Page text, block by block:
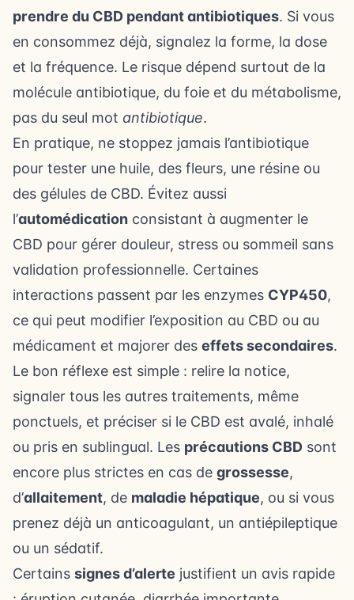
prendre du CBD pendant antibiotiques. Si vous
en consommez déjà, signalez la forme, la dose
et la fréquence. Le risque dépend surtout de la
molécule antibiotique, du foie et du métabolisme,
pas du seul mot antibiotique.
En pratique, ne stoppez jamais l’antibiotique
pour tester une huile, des fleurs, une résine ou
des gélules de CBD. Évitez aussi
l’automédication consistant à augmenter le
CBD pour gérer douleur, stress ou sommeil sans
validation professionnelle. Certaines
interactions passent par les enzymes CYP450,
ce qui peut modifier l’exposition au CBD ou au
médicament et majorer des effets secondaires.
Le bon réflexe est simple : relire la notice,
signaler tous les autres traitements, même
ponctuels, et préciser si le CBD est avalé, inhalé
ou pris en sublingual. Les précautions CBD sont
encore plus strictes en cas de grossesse,
d’allaitement, de maladie hépatique, ou si vous
prenez déjà un anticoagulant, un antiépileptique
ou un sédatif.
Certains signes d’alerte justifient un avis rapide